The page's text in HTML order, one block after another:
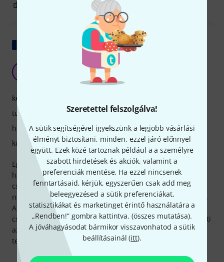
Szeretettel felszolgálva!
A sütik segítségével igyekszünk a legjobb vásárlási
élményt biztosítani, minden, ezzel járó előnnyel
együtt. Ezek közé tartoznak például a a személyre
szabott hirdetések és akciók, valamint a
preferenciák mentése. Ha ezzel nincsenek
fenntartásaid, kérjük, egyszerűen csak add meg
beleegyezésed a sütik preferenciákat,
statisztikákat és marketinget érintő használatára a
„Rendben!” gombra kattintva. (összes mutatása).
A jóváhagyásodat bármikor visszavonhatod a sütik
beállításainál (itt).
JELENTEM!
Eredeti megjelenítése
Egy csemege!
Shoryuken 03.02.2020
Egyszerűen fogalmazva, imádom. Ez az erősítő kivételes
hangzást biztosít; újra felfedeztem a gitárjaimat. A két
csatorna valóban jellegzetes karakterrel rendelkezik, mégis
nagyon kiegyensúlyozottak. A csillapító nagyon jól működik.
A vezető csatornán érdemes használni, mert a tiszta
csatorna hangerejének csökkentése önmagában is csökkenti
az összhangerőt. A csillapító hajlamos egy kicsit zavarossá
tenni a hangzást, ha magas csillapítási szintre van állítva.
kezelés
tulajdonsagok
hangzás
kivitelezés